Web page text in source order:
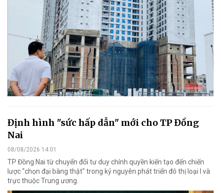
Định hình "sức hấp dẫn" mới cho TP Đồng
Nai
08/08/2026 14:01
TP Đồng Nai từ chuyển đổi tư duy chính quyền kiến tạo đến chiến
lược "chọn đại bàng thật" trong kỷ nguyên phát triển đô thị loại I và
trực thuộc Trung ương.